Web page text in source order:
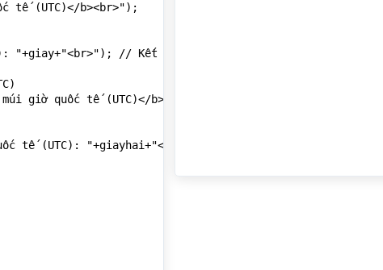
tế (UTC)</b><br>");
"+giay+"<br>"); // Kết quả: 38
giờ quốc tế (UTC)</b><br>");
tế (UTC): "+giayhai+"<br>"); // Kết quả: 30